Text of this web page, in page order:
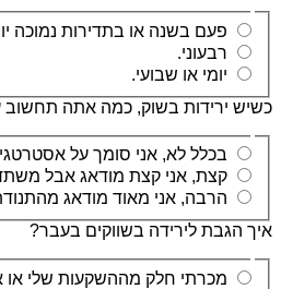
פעם בשנה או בתדירות נמוכה
רבעוני.
יומי או שבועי.
כשיש ירידות בשוק, כמה אתה
בכלל לא, אני סומך על
קצת, אני קצת מודאג אבל
הרבה, אני מאוד מודאג
איך הגבת לירידה בשווקים בעבר?
מכרתי חלק מההשקעות שלי או